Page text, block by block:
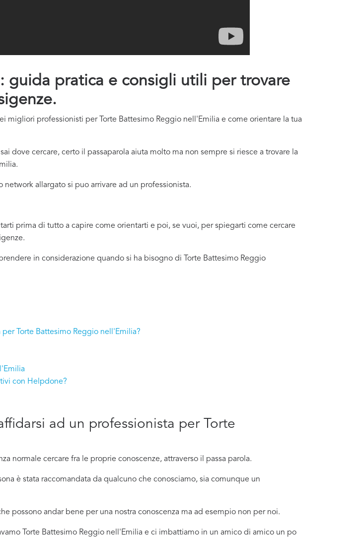
guida pratica e consigli utili per trovare
professionisti per Torte Battesimo Reggio nell'Emilia e come orientare la tua
dove cercare, certo il passaparola aiuta molto ma non sempre si riesce a trovare la
allargato si puo arrivare ad un professionista.
prima di tutto a capire come orientarti e poi, se vuoi, per spiegarti come cercare
in considerazione quando si ha bisogno di Torte Battesimo Reggio
Torte Battesimo Reggio nell'Emilia?
con Helpdone?
ad un professionista per Torte
normale cercare fra le proprie conoscenze, attraverso il passa parola.
è stata raccomandata da qualcuno che conosciamo, sia comunque un
possono andar bene per una nostra conoscenza ma ad esempio non per noi.
Torte Battesimo Reggio nell'Emilia e ci imbattiamo in un amico di amico un po